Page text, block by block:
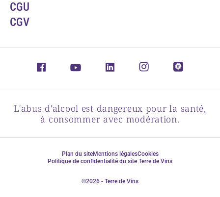
CGU
CGV
L'abus d'alcool est dangereux pour la santé,
à consommer avec modération.
Plan du siteMentions légalesCookies
Politique de confidentialité du site Terre de Vins
©2026 - Terre de Vins